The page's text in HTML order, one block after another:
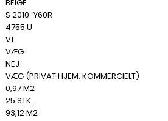
BEIGE
S 2010-Y60R
4755 U
V1
VÆG
NEJ
VÆG (PRIVAT HJEM, KOMMERCIELT)
0,97 M2
25 STK.
93,12 M2